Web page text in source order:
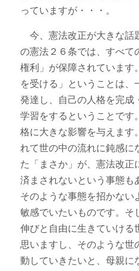
っていますが・・・。
今、憲法改正が大きな話
の憲法２６条では、すべて
権利」が保障されています
を受ける」ということは、
発達し、自己の人格を完成
学習をするということです
格に大きな影響を与えます
れて世の中の流れに鈍感に
た「まさか」が、憲法改正
済まされないという事態も
そのような事態を招かない
敏感でいたいものです。そ
伸びと自由に生きていける
思いますし、そのような世
動していきたいと、母親に